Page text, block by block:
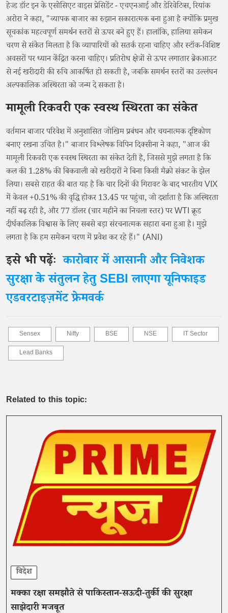
हेज्ड डॉट इन के एसोसिएट वाइस प्रेसिडेंट - एचएनआई और डेरिवेटिव्स, रियांक
अरोरा ने कहा, "व्यापक बाजार का रुझान सकारात्मक बना हुआ है क्योंकि प्रमुख
सूचकांक महत्वपूर्ण समर्थन स्तरों से ऊपर बने हुए हैं। हालांकि, हालिया समेकन
चरण से संकेत मिलता है कि व्यापारियों को सतर्क रहना चाहिए और स्टॉक-विशिष्ट
अवसरों पर ध्यान केंद्रित करना चाहिए। प्रतिरोध क्षेत्रों से ऊपर लगातार ब्रेकआउट
से नई खरीदारी की रुचि आकर्षित हो सकती है, जबकि समर्थन स्तरों का उल्लंघन
अल्पकालिक अस्थिरता को जन्म दे सकता है।
मामूली रिकवरी एक स्वस्थ स्थिरता का संकेत
वर्तमान बाजार परिवेश में अनुशासित जोखिम प्रबंधन और चयनात्मक दृष्टिकोण
बनाए रखना उचित है।" बाजार विश्लेषक विपिन दिक्सीना ने कहा, "आज की
मामूली रिकवरी एक स्वस्थ स्थिरता का संकेत देती है, जिससे मुझे लगता है कि
कल की 1.28% की बिकवाली को खरीदारों ने बिना किसी मैक्रो संकट के झेल
लिया। सबसे राहत की बात यह है कि चार दिनों की गिरावट के बाद भारतीय VIX
में केवल +0.51% की वृद्धि होकर 13.45 पर पहुंचा, जो दर्शाता है कि अस्थिरता
नहीं बढ़ रही है, और 77 डॉलर (चार महीने का निचला स्तर) पर WTI क्रूड
दीर्घकालिक विश्वास के लिए सबसे बड़ा संरचनात्मक सहारा बना हुआ है। मुझे
लगता है कि हम समेकन चरण में प्रवेश कर रहे हैं।" (ANI)
इसे भी पढ़ेंःकारोबार में आसानी और निवेशक
सुरक्षा के संतुलन हेतु SEBI लाएगा यूनिफाइड
एडवरटाइज़मेंट फ्रेमवर्क
Sensex Nifty BSE NSE
IT Sector
Lead Banks
Related to this topic:
विदेश
मक्का रक्षा समझौते से पाकिस्तान-सऊदी-तुर्की की सुरक्षा
साझेदारी मजबूत